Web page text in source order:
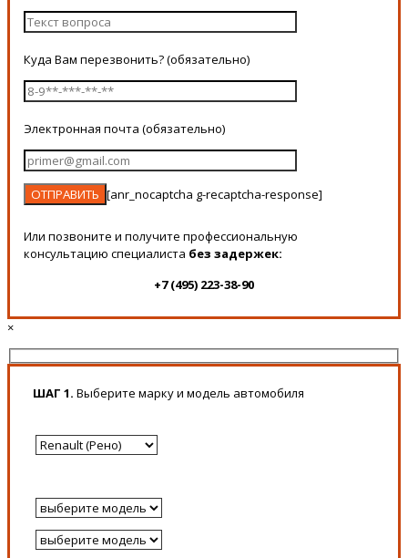
Куда Вам перезвонить? (обязательно)
Электронная почта (обязательно)
[anr_nocaptcha g-recaptcha-response]
Или позвоните и получите профессиональную
консультацию специалиста без задержек:
+7 (495) 223-38-90
×
ШАГ 1. Выберите марку и модель автомобиля